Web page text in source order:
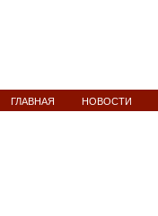
ГЛАВНАЯ НОВОСТИ